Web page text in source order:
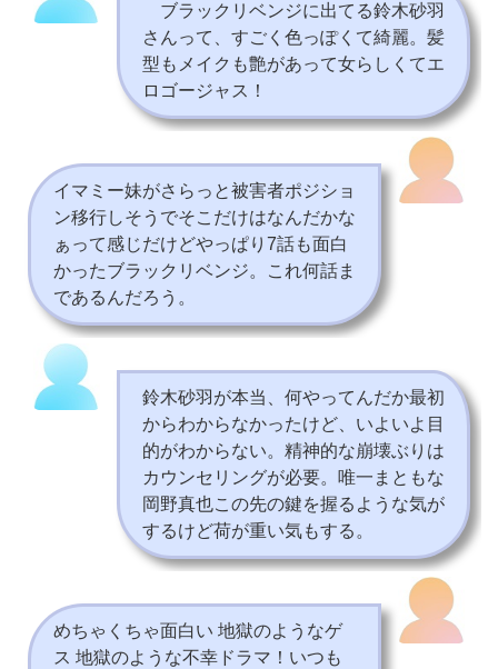
ブラックリベンジに出てる鈴木砂羽
さんって、すごく色っぽくて綺麗。髪
型もメイクも艶があって女らしくてエ
ロゴージャス！
イマミー妹がさらっと被害者ポジショ
ン移行しそうでそこだけはなんだかな
ぁって感じだけどやっぱり7話も面白
かったブラックリベンジ。これ何話ま
であるんだろう。
鈴木砂羽が本当、何やってんだか最初
からわからなかったけど、いよいよ目
的がわからない。精神的な崩壊ぶりは
カウンセリングが必要。唯一まともな
岡野真也この先の鍵を握るような気が
するけど荷が重い気もする。
めちゃくちゃ面白い 地獄のようなゲ
ス 地獄のような不幸ドラマ！いつも